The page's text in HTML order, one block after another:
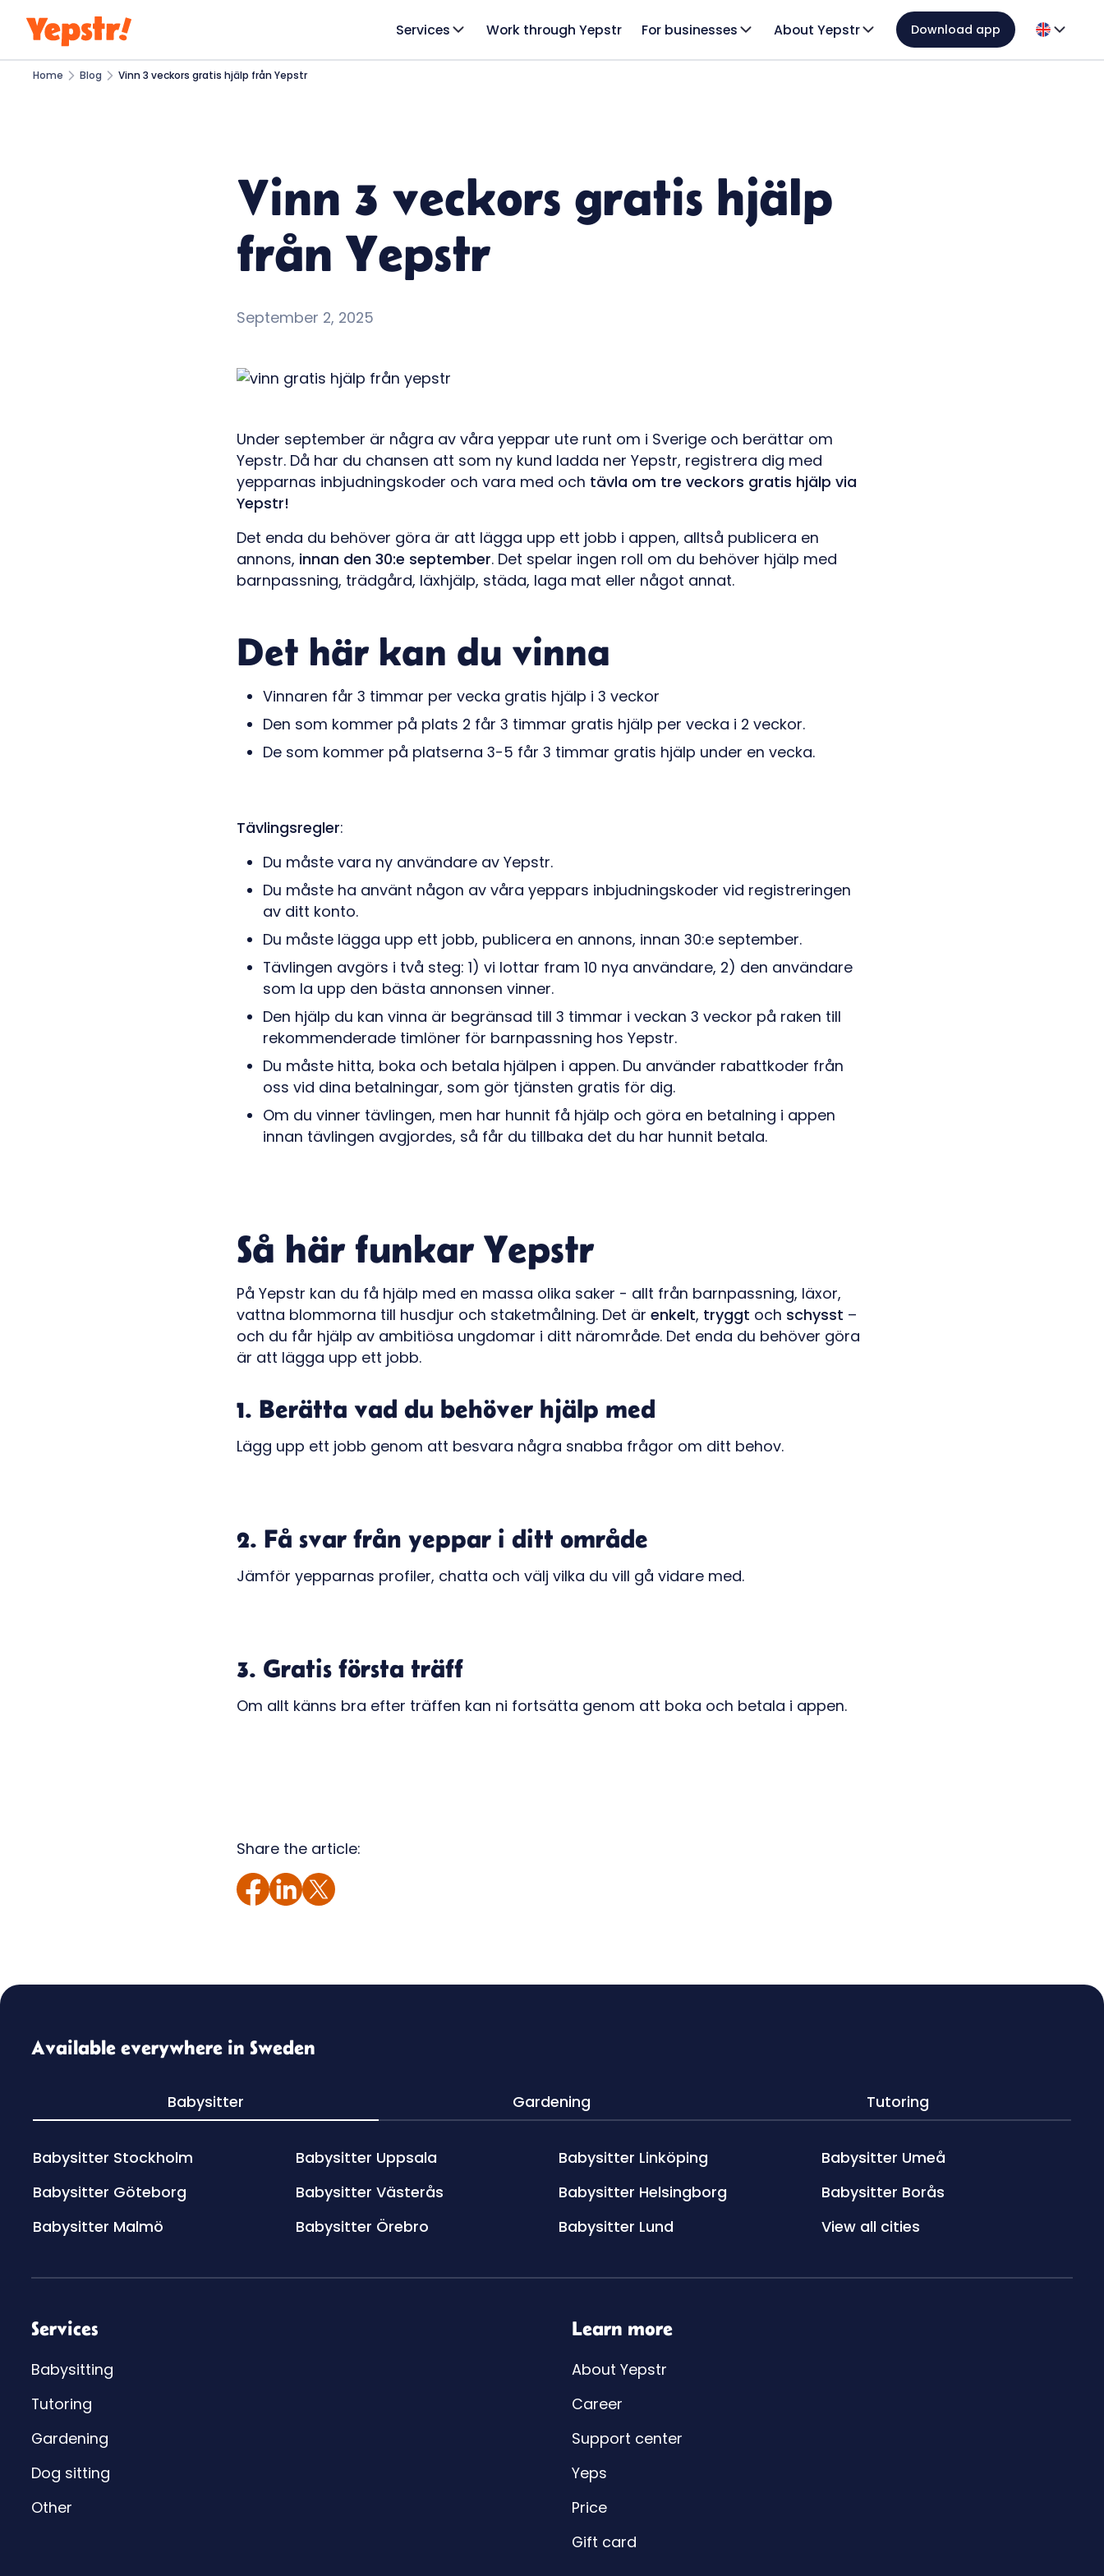
Services Work through Yepstr For businesses About Yepstr Download app
Home Blog Vinn 3 veckors gratis hjälp från Yepstr
Vinn 3 veckors gratis hjälp
från Yepstr
September 2, 2025
Under september är några av våra yeppar ute runt om i Sverige och berättar om
Yepstr. Då har du chansen att som ny kund ladda ner Yepstr, registrera dig med
yepparnas inbjudningskoder och vara med och tävla om tre veckors gratis hjälp via
Yepstr!
Det enda du behöver göra är att lägga upp ett jobb i appen, alltså publicera en
annons, innan den 30:e september. Det spelar ingen roll om du behöver hjälp med
barnpassning, trädgård, läxhjälp, städa, laga mat eller något annat.
Det här kan du vinna
Vinnaren får 3 timmar per vecka gratis hjälp i 3 veckor
Den som kommer på plats 2 får 3 timmar gratis hjälp per vecka i 2 veckor.
De som kommer på platserna 3-5 får 3 timmar gratis hjälp under en vecka.
Tävlingsregler:
Du måste vara ny användare av Yepstr.
Du måste ha använt någon av våra yeppars inbjudningskoder vid registreringen
av ditt konto.
Du måste lägga upp ett jobb, publicera en annons, innan 30:e september.
Tävlingen avgörs i två steg: 1) vi lottar fram 10 nya användare, 2) den användare
som la upp den bästa annonsen vinner.
Den hjälp du kan vinna är begränsad till 3 timmar i veckan 3 veckor på raken till
rekommenderade timlöner för barnpassning hos Yepstr.
Du måste hitta, boka och betala hjälpen i appen. Du använder rabattkoder från
oss vid dina betalningar, som gör tjänsten gratis för dig.
Om du vinner tävlingen, men har hunnit få hjälp och göra en betalning i appen
innan tävlingen avgjordes, så får du tillbaka det du har hunnit betala.
Så här funkar Yepstr
På Yepstr kan du få hjälp med en massa olika saker - allt från barnpassning, läxor,
vattna blommorna till husdjur och staketmålning. Det är enkelt, tryggt och schysst –
och du får hjälp av ambitiösa ungdomar i ditt närområde. Det enda du behöver göra
är att lägga upp ett jobb.
1. Berätta vad du behöver hjälp med
Lägg upp ett jobb genom att besvara några snabba frågor om ditt behov.
2. Få svar från yeppar i ditt område
Jämför yepparnas profiler, chatta och välj vilka du vill gå vidare med.
3. Gratis första träff
Om allt känns bra efter träffen kan ni fortsätta genom att boka och betala i appen.
Share the article:
Available everywhere in Sweden
Babysitter Gardening Tutoring
Babysitter Stockholm
Babysitter Göteborg
Babysitter Malmö
Babysitter Uppsala
Babysitter Västerås
Babysitter Örebro
Babysitter Linköping
Babysitter Helsingborg
Babysitter Lund
Babysitter Umeå
Babysitter Borås
View all cities
Services
Babysitting
Tutoring
Gardening
Dog sitting
Other
Learn more
About Yepstr
Career
Support center
Yeps
Price
Gift card